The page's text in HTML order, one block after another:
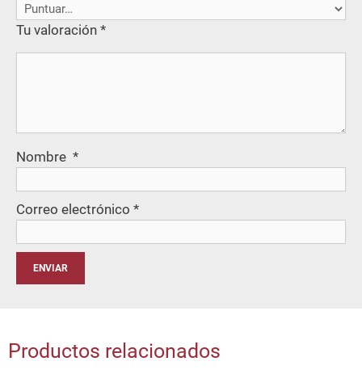
Tu valoración *
Nombre *
Correo electrónico *
Productos relacionados